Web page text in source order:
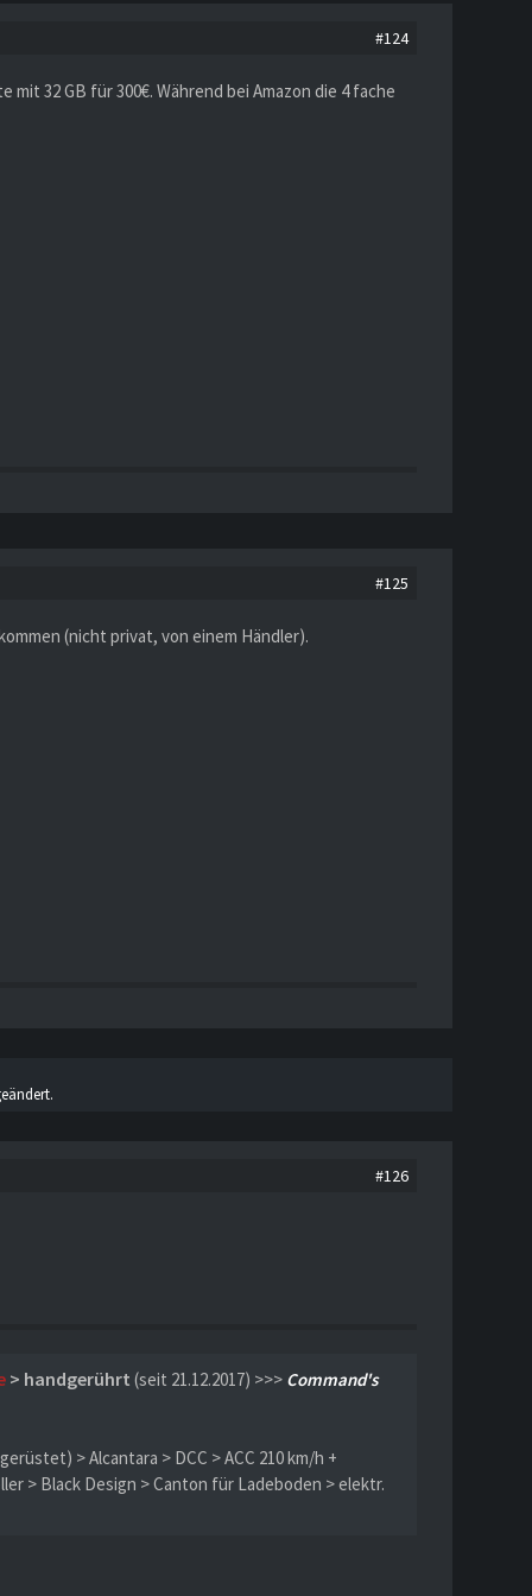
#124
32 GB für 300€. Während bei Amazon die 4 fache
#125
(nicht privat, von einem Händler).
#126
> handgerührt (seit 21.12.2017) >>> Command's
> Alcantara > DCC > ACC 210 km/h +
> Black Design > Canton für Ladeboden > elektr.